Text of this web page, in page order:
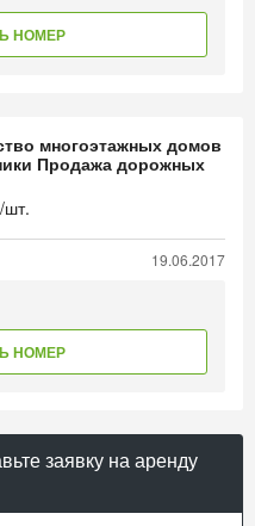
НОМЕР
многоэтажных домов
Продажа дорожных
шт.
19.06.2017
НОМЕР
заявку на аренду